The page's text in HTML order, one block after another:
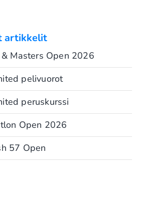
artikkelit
& Masters Open 2026
pelivuorot
peruskurssi
Open 2026
57 Open